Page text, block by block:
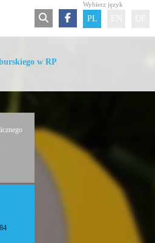
Wybierz język
PL
w RP